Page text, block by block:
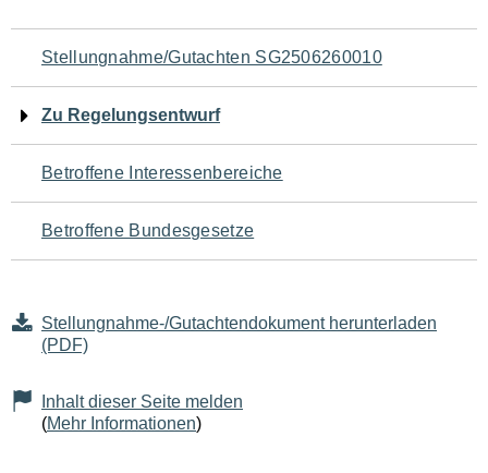
Navigation
für
den
Seiteninhalt
Stellungnahme/Gutachten SG2506260010
Zu Regelungsentwurf
Betroffene Interessenbereiche
Betroffene Bundesgesetze
Stellungnahme-/Gutachtendokument herunterladen
(PDF)
Inhalt dieser Seite melden
(Mehr Informationen)